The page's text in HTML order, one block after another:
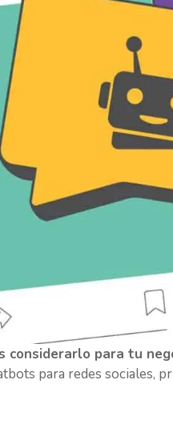
considerarlo para tu
para redes sociales,